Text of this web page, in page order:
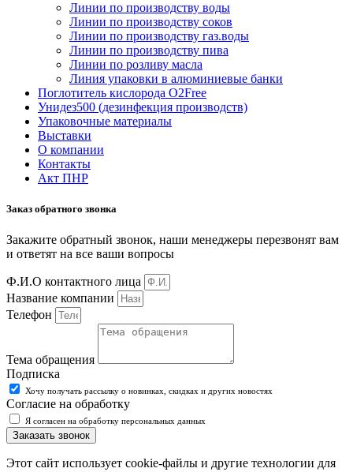
Линии по производству воды
Линии по производству соков
Линии по производству газ.воды
Линии по производству пива
Линии по розливу масла
Линия упаковки в алюминиевые банки
Поглотитель кислорода O2Free
Унидез500 (дезинфекция производств)
Упаковочные материалы
Выставки
О компании
Контакты
Акт ПНР
Заказ обратного звонка
Закажите обратный звонок, наши менеджеры перезвонят вам
и ответят на все ваши вопросы
Ф.И.О контактного лица
Название компании
Телефон
Тема обращения
Подписка
Хочу получать рассылку о новинках, скидках и других новостях
Согласие на обработку
Я согласен на обработку персональных данных
Заказать звонок
Этот сайт использует cookie-файлы и другие технологии для